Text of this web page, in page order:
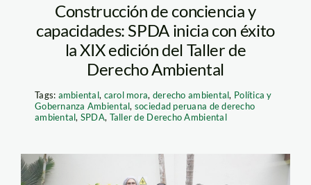
Construcción de conciencia y
capacidades: SPDA inicia con éxito
la XIX edición del Taller de
Derecho Ambiental
Tags: ambiental, carol mora, derecho ambiental, Política y
Gobernanza Ambiental, sociedad peruana de derecho
ambiental, SPDA, Taller de Derecho Ambiental